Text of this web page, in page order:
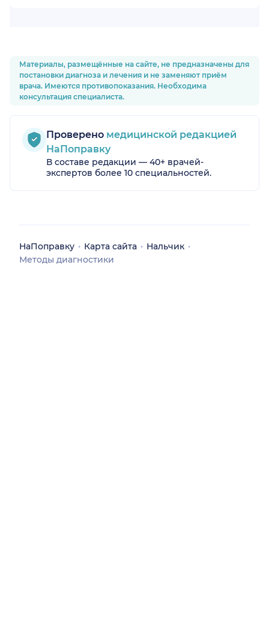
Материалы, размещённые на сайте, не предназначены для
постановки диагноза и лечения и не заменяют приём
врача. Имеются противопоказания. Необходима
консультация специалиста.
Проверено медицинской редакцией
НаПоправку
В составе редакции — 40+ врачей-
экспертов более 10 специальностей.
НаПоправку Карта сайта
Нальчик
Методы диагностики